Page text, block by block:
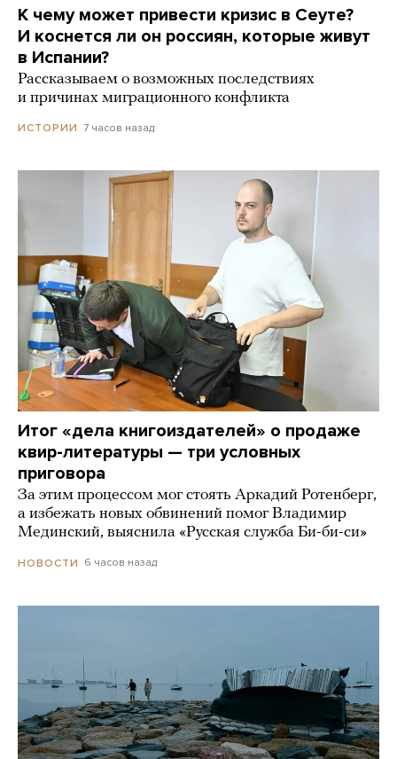
К чему может привести кризис в Сеуте?
И коснется ли он россиян, которые живут
в Испании?
Рассказываем о возможных последствиях
и причинах миграционного конфликта
ИСТОРИИ 7 часов назад
Итог «дела книгоиздателей» о продаже
квир-литературы — три условных
приговора
За этим процессом мог стоять Аркадий Ротенберг,
а избежать новых обвинений помог Владимир
Мединский, выяснила «Русская служба Би-би-си»
НОВОСТИ 6 часов назад